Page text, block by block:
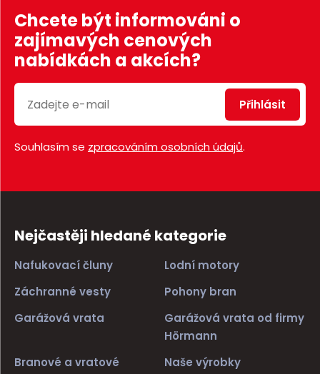
Chcete být informováni o
zajímavých cenových
nabídkách a akcích?
Přihlásit
Souhlasím se zpracováním osobních údajů.
Nejčastěji hledané kategorie
Nafukovací čluny
Lodní motory
Záchranné vesty
Pohony bran
Garážová vrata
Garážová vrata od firmy
Hörmann
Branové a vratové
Naše výrobky